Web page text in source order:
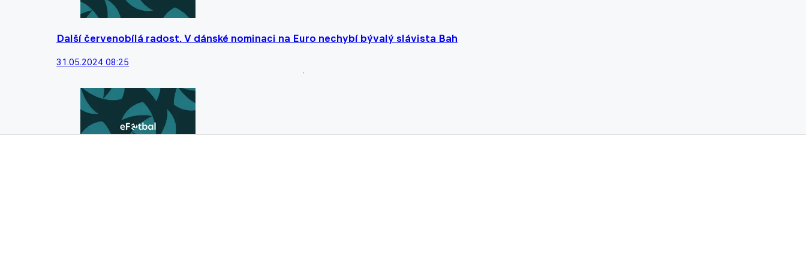
Další červenobílá radost. V dánské nominaci na Euro nechybí bývalý slávista Bah
31.05.2024 08:25